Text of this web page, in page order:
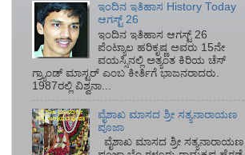
ಇಂದಿನ ಇತಿಹಾಸ History Today
ಆಗಸ್ಟ್ 26
ಇಂದಿನ ಇತಿಹಾಸ ಆಗಸ್ಟ್ 26
ಪೆಂಟ್ಯಾಲ ಹರಿಕೃಷ್ಣ ಅವರು 15ನೇ
ವಯಸ್ಸಿನಲ್ಲಿ ಅತ್ಯಂತ ಕಿರಿಯ ಚೆಸ್
ಗ್ರ್ಯಾಂಡ್ ಮಾಸ್ಟರ್ ಎಂಬ ಕೀರ್ತಿಗೆ ಭಾಜನರಾದರು.
1987ರಲ್ಲಿ ವಿಶ್ವನಾ...
ವೈಶಾಖ ಮಾಸದ ಶ್ರೀ ಸತ್ಯನಾರಾಯಣ
ಪೂಜಾ
ವೈಶಾಖ ಮಾಸದ ಶ್ರೀ ಸತ್ಯನಾರಾಯಣ